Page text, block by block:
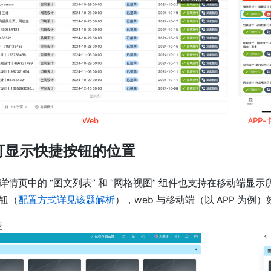
显示快捷按钮的位置
情页中的 “图文列表” 和 “网格视图” 组件也支持在移动端显示
（配置方式详见该题解析），web 与移动端（以 APP 为例）